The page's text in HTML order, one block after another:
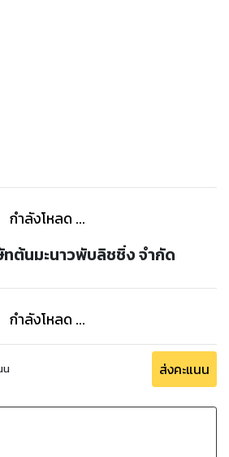
กำลังโหลด ...
ต้นมะนาวพับลิชชิ่ง จำกัด
กำลังโหลด ...
น ส่งคะแนน